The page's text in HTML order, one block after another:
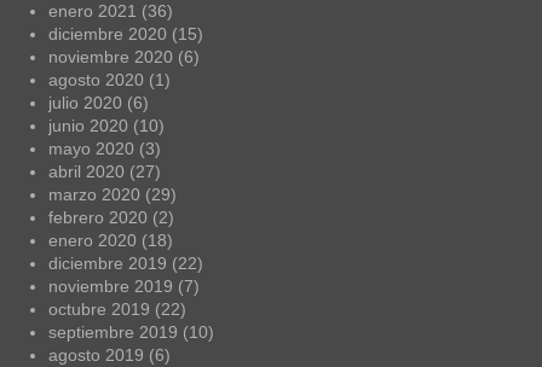
enero 2021 (36)
diciembre 2020 (15)
noviembre 2020 (6)
agosto 2020 (1)
julio 2020 (6)
junio 2020 (10)
mayo 2020 (3)
abril 2020 (27)
marzo 2020 (29)
febrero 2020 (2)
enero 2020 (18)
diciembre 2019 (22)
noviembre 2019 (7)
octubre 2019 (22)
septiembre 2019 (10)
agosto 2019 (6)